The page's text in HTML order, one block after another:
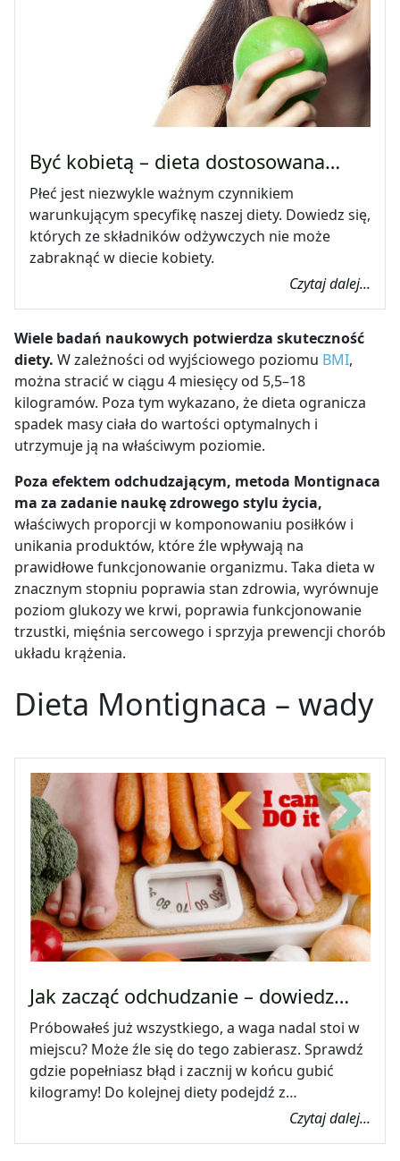
Być kobietą – dieta dostosowana…
Płeć jest niezwykle ważnym czynnikiem
warunkującym specyfikę naszej diety. Dowiedz się,
których ze składników odżywczych nie może
zabraknąć w diecie kobiety.
Czytaj dalej...
Wiele badań naukowych potwierdza skuteczność
diety. W zależności od wyjściowego poziomu BMI,
można stracić w ciągu 4 miesięcy od 5,5–18
kilogramów. Poza tym wykazano, że dieta ogranicza
spadek masy ciała do wartości optymalnych i
utrzymuje ją na właściwym poziomie.
Poza efektem odchudzającym, metoda Montignaca
ma za zadanie naukę zdrowego stylu życia,
właściwych proporcji w komponowaniu posiłków i
unikania produktów, które źle wpływają na
prawidłowe funkcjonowanie organizmu. Taka dieta w
znacznym stopniu poprawia stan zdrowia, wyrównuje
poziom glukozy we krwi, poprawia funkcjonowanie
trzustki, mięśnia sercowego i sprzyja prewencji chorób
układu krążenia.
Dieta Montignaca – wady
Jak zacząć odchudzanie – dowiedz…
Próbowałeś już wszystkiego, a waga nadal stoi w
miejscu? Może źle się do tego zabierasz. Sprawdź
gdzie popełniasz błąd i zacznij w końcu gubić
kilogramy! Do kolejnej diety podejdź z…
Czytaj dalej...